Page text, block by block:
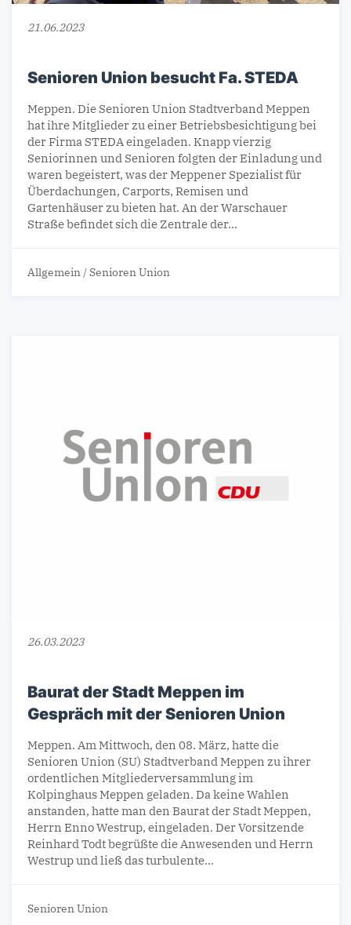
21.06.2023
Senioren Union besucht Fa. STEDA
Meppen. Die Senioren Union Stadtverband Meppen
hat ihre Mitglieder zu einer Betriebsbesichtigung bei
der Firma STEDA eingeladen. Knapp vierzig
Seniorinnen und Senioren folgten der Einladung und
waren begeistert, was der Meppener Spezialist für
Überdachungen, Carports, Remisen und
Gartenhäuser zu bieten hat. An der Warschauer
Straße befindet sich die Zentrale der…
Allgemein /Senioren Union
26.03.2023
Baurat der Stadt Meppen im
Gespräch mit der Senioren Union
Meppen. Am Mittwoch, den 08. März, hatte die
Senioren Union (SU) Stadtverband Meppen zu ihrer
ordentlichen Mitgliederversammlung im
Kolpinghaus Meppen geladen. Da keine Wahlen
anstanden, hatte man den Baurat der Stadt Meppen,
Herrn Enno Westrup, eingeladen. Der Vorsitzende
Reinhard Todt begrüßte die Anwesenden und Herrn
Westrup und ließ das turbulente…
Senioren Union